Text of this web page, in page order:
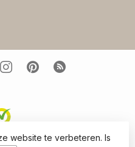
Powered by Lightspeed-
website te verbeteren. Is